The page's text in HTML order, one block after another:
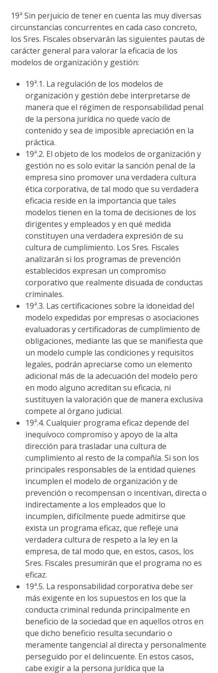
19ª Sin perjuicio de tener en cuenta las muy diversas
circunstancias concurrentes en cada caso concreto,
los Sres. Fiscales observarán las siguientes pautas de
carácter general para valorar la eficacia de los
modelos de organización y gestión:
19ª.1. La regulación de los modelos de
organización y gestión debe interpretarse de
manera que el régimen de responsabilidad penal
de la persona jurídica no quede vacío de
contenido y sea de imposible apreciación en la
práctica.
19ª.2. El objeto de los modelos de organización y
gestión no es solo evitar la sanción penal de la
empresa sino promover una verdadera cultura
ética corporativa, de tal modo que su verdadera
eficacia reside en la importancia que tales
modelos tienen en la toma de decisiones de los
dirigentes y empleados y en qué medida
constituyen una verdadera expresión de su
cultura de cumplimiento. Los Sres. Fiscales
analizarán si los programas de prevención
establecidos expresan un compromiso
corporativo que realmente disuada de conductas
criminales.
19ª.3. Las certificaciones sobre la idoneidad del
modelo expedidas por empresas o asociaciones
evaluadoras y certificadoras de cumplimiento de
obligaciones, mediante las que se manifiesta que
un modelo cumple las condiciones y requisitos
legales, podrán apreciarse como un elemento
adicional más de la adecuación del modelo pero
en modo alguno acreditan su eficacia, ni
sustituyen la valoración que de manera exclusiva
compete al órgano judicial.
19ª.4. Cualquier programa eficaz depende del
inequívoco compromiso y apoyo de la alta
dirección para trasladar una cultura de
cumplimiento al resto de la compañía. Si son los
principales responsables de la entidad quienes
incumplen el modelo de organización y de
prevención o recompensan o incentivan, directa o
indirectamente a los empleados que lo
incumplen, difícilmente puede admitirse que
exista un programa eficaz, que refleje una
verdadera cultura de respeto a la ley en la
empresa, de tal modo que, en estos, casos, los
Sres. Fiscales presumirán que el programa no es
eficaz.
19ª.5. La responsabilidad corporativa debe ser
más exigente en los supuestos en los que la
conducta criminal redunda principalmente en
beneficio de la sociedad que en aquellos otros en
que dicho beneficio resulta secundario o
meramente tangencial al directa y personalmente
perseguido por el delincuente. En estos casos,
cabe exigir a la persona jurídica que la